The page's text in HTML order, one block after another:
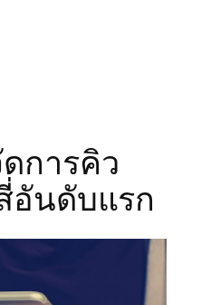
การคิว
อันดับแรก